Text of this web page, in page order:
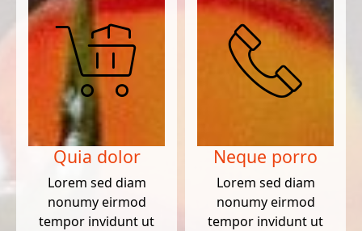
Quia dolor
Lorem sed diam
nonumy eirmod
tempor invidunt ut
Neque porro
Lorem sed diam
nonumy eirmod
tempor invidunt ut